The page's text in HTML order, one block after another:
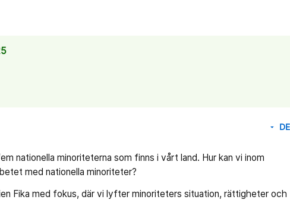
arrow_drop_down
nationella minoriteterna som finns i vårt land. Hur kan vi inom
med nationella minoriteter?
Fika med fokus, där vi lyfter minoriteters situation, rättigheter och